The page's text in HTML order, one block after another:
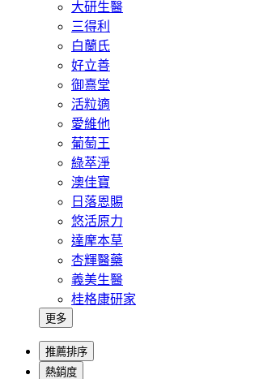
大研生醫
三得利
白蘭氏
好立善
御熹堂
活粒適
愛維他
葡萄王
綠萃淨
澳佳寶
日落恩賜
悠活原力
達摩本草
杏輝醫藥
義美生醫
桂格康研家
更多
推薦排序
熱銷度